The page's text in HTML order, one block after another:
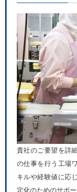
貴社のご要望を詳
の仕事を行う工場
キルや経験値に応
定化のためのサポ